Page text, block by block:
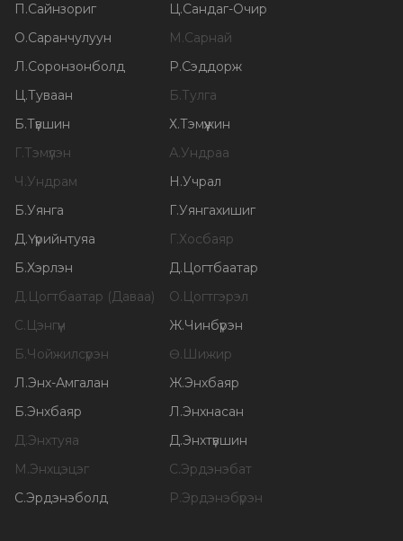
П.Сайнзориг Ц.Сандаг-Очир
О.Саранчулуун М.Сарнай
Л.Соронзонболд Р.Сэддорж
Ц.Туваан Б.Тулга
Б.Түвшин Х.Тэмүүжин
Г.Тэмүүлэн А.Ундраа
Ч.Ундрам Н.Учрал
Б.Уянга Г.Уянгахишиг
Д.Үүрийнтуяа Г.Хосбаяр
Б.Хэрлэн Д.Цогтбаатар
Д.Цогтбаатар (Даваа) О.Цогтгэрэл
С.Цэнгүүн Ж.Чинбүрэн
Б.Чойжилсүрэн Ө.Шижир
Л.Энх-Амгалан Ж.Энхбаяр
Б.Энхбаяр Л.Энхнасан
Д.Энхтуяа Д.Энхтүвшин
М.Энхцэцэг С.Эрдэнэбат
С.Эрдэнэболд Р.Эрдэнэбүрэн